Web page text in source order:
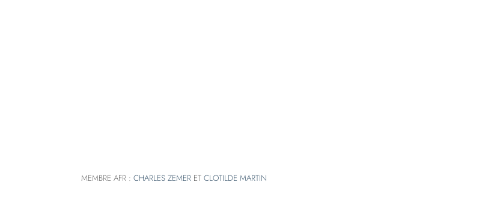
MEMBRE AFR : CHARLES ZEMERET CLOTILDE MARTIN